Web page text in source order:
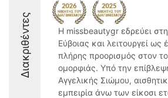
Διακριθέντες
Η missbeautygr εδρεύει
Εύβοιας και λειτουργεί ως
πλήρης προορισμός στον
ομορφιάς. Υπό την
Αγγελικής Σιώμου,
εμπειρία άνω των είκοσι